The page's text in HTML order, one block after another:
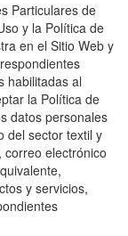
Particulares de
y la Política de
en el Sitio Web y
habilitadas al
la Política de
datos personales
del sector textil y
electrónico
y servicios,